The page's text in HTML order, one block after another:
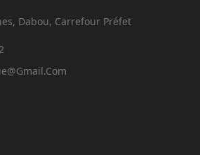
Dabou, Carrefour Préfet